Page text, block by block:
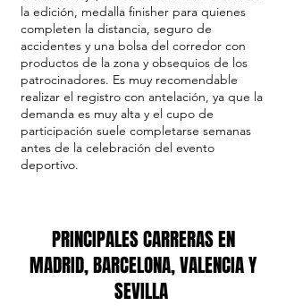
la edición, medalla finisher para quienes
completen la distancia, seguro de
accidentes y una bolsa del corredor con
productos de la zona y obsequios de los
patrocinadores. Es muy recomendable
realizar el registro con antelación, ya que la
demanda es muy alta y el cupo de
participación suele completarse semanas
antes de la celebración del evento
deportivo.
PRINCIPALES CARRERAS EN
MADRID, BARCELONA, VALENCIA Y
SEVILLA